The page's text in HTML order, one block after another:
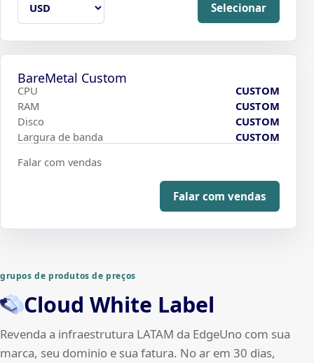
Selecionar
BareMetal Custom
CPU
CUSTOM
RAM
CUSTOM
Disco
CUSTOM
Largura de banda
CUSTOM
Falar com vendas
Falar com vendas
grupos de produtos de preços
Cloud White Label
Revenda a infraestrutura LATAM da EdgeUno com sua
marca, seu dominio e sua fatura. No ar em 30 dias,